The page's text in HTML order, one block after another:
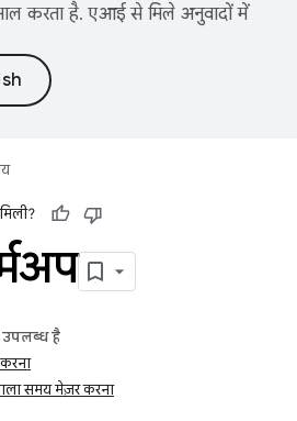
करता है. एआई से मिले अनुवादों में
है
समय मेज़र करना